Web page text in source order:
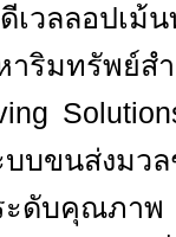
เวลลอปเม้
าริมทรัพย์
บขนส่งมว
ะดับคุณภา